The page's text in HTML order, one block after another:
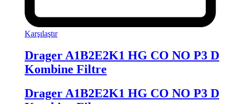
Karşılaştır
Drager A1B2E2K1 HG CO NO P3 D
Kombine Filtre
Drager A1B2E2K1 HG CO NO P3 D